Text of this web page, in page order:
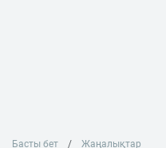
Басты бет Жаңалықтар